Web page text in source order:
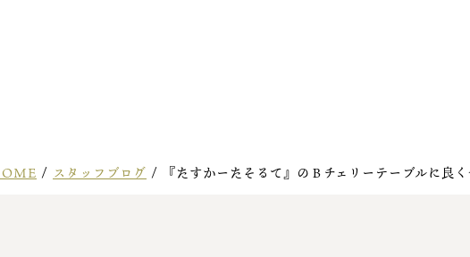
/ スタッフブログ / 『たすかーたそるて』のＢチェリーテーブルに良